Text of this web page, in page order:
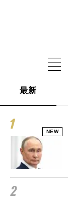
最新
NEW